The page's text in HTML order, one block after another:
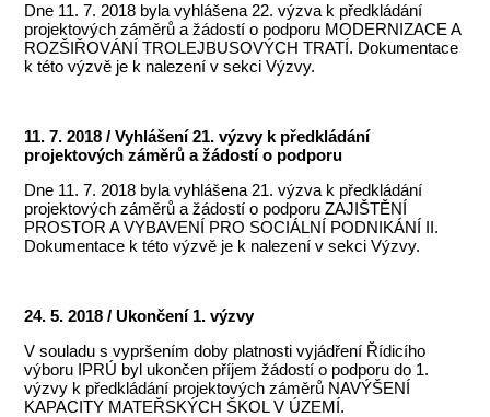
Dne 11. 7. 2018 byla vyhlášena 22. výzva k předkládání
projektových záměrů a žádostí o podporu MODERNIZACE A
ROZŠIŘOVÁNÍ TROLEJBUSOVÝCH TRATÍ. Dokumentace
k této výzvě je k nalezení v sekci Výzvy.
11. 7. 2018 / Vyhlášení 21. výzvy k předkládání
projektových záměrů a žádostí o podporu
Dne 11. 7. 2018 byla vyhlášena 21. výzva k předkládání
projektových záměrů a žádostí o podporu ZAJIŠTĚNÍ
PROSTOR A VYBAVENÍ PRO SOCIÁLNÍ PODNIKÁNÍ II.
Dokumentace k této výzvě je k nalezení v sekci Výzvy.
24. 5. 2018 / Ukončení 1. výzvy
V souladu s vypršením doby platnosti vyjádření Řídicího
výboru IPRÚ byl ukončen příjem žádostí o podporu do 1.
výzvy k předkládání projektových záměrů NAVÝŠENÍ
KAPACITY MATEŘSKÝCH ŠKOL V ÚZEMÍ.